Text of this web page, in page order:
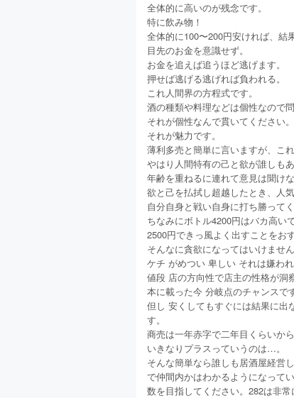
全体的に高いのが残念です。
特に飲み物！
全体的に100〜200円安ければ、結
目先のお金を意識せず。
お金を追えば追うほど逃げます。
押せば逃げる逃げれば負われる。
これ人間界の方程式です。
酒の種類や料理などは個性なので問
それが個性なんで貫いてください。
それが魅力です。
薄利多売と簡単に言いますが、こ
やはり人間特有の己と欲が誰しもあ
年齢を重ねるに連れて意見は聞けな
欲と己を払拭し超越したとき、人
自分自身と戦い自身に打ち勝ってく
ちなみにボトル4200円はバカ高いで
2500円できっ風よく出すことをお
そんなに貪欲になってはいけません
ケチ がめつい 卑しい それは嫌われ
値段 店の方向性で店主の性格が洞
本に載った今 分岐点のチャンスです
但し 安くしてもすぐには結果に出
す。
商売は一年赤字で二年目くらいか
いきなりプラスっていうのは…。
そんな簡単なら誰しも居酒屋経営
で仲間内かはわかるようになって
数を目指してください。282は非常